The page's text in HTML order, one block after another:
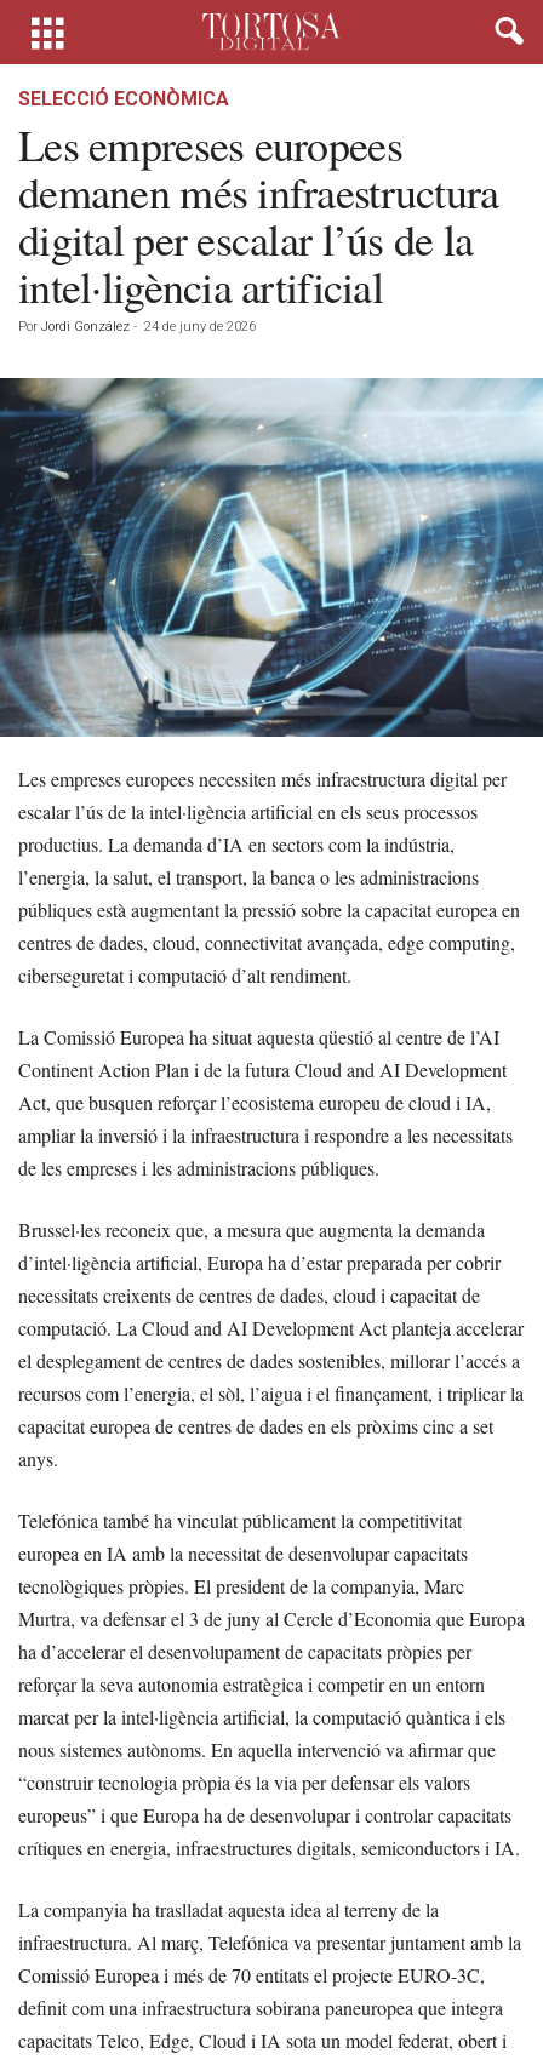
SELECCIÓ ECONÒMICA
Les empreses europees
demanen més infraestructura
digital per escalar l’ús de la
intel·ligència artificial
Por Jordi González - 24 de juny de 2026
Les empreses europees necessiten més infraestructura digital per
escalar l’ús de la intel·ligència artificial en els seus processos
productius. La demanda d’IA en sectors com la indústria,
l’energia, la salut, el transport, la banca o les administracions
públiques està augmentant la pressió sobre la capacitat europea en
centres de dades, cloud, connectivitat avançada, edge computing,
ciberseguretat i computació d’alt rendiment.
La Comissió Europea ha situat aquesta qüestió al centre de l’AI
Continent Action Plan i de la futura Cloud and AI Development
Act, que busquen reforçar l’ecosistema europeu de cloud i IA,
ampliar la inversió i la infraestructura i respondre a les necessitats
de les empreses i les administracions públiques.
Brussel·les reconeix que, a mesura que augmenta la demanda
d’intel·ligència artificial, Europa ha d’estar preparada per cobrir
necessitats creixents de centres de dades, cloud i capacitat de
computació. La Cloud and AI Development Act planteja accelerar
el desplegament de centres de dades sostenibles, millorar l’accés a
recursos com l’energia, el sòl, l’aigua i el finançament, i triplicar la
capacitat europea de centres de dades en els pròxims cinc a set
anys.
Telefónica també ha vinculat públicament la competitivitat
europea en IA amb la necessitat de desenvolupar capacitats
tecnològiques pròpies. El president de la companyia, Marc
Murtra, va defensar el 3 de juny al Cercle d’Economia que Europa
ha d’accelerar el desenvolupament de capacitats pròpies per
reforçar la seva autonomia estratègica i competir en un entorn
marcat per la intel·ligència artificial, la computació quàntica i els
nous sistemes autònoms. En aquella intervenció va afirmar que
“construir tecnologia pròpia és la via per defensar els valors
europeus” i que Europa ha de desenvolupar i controlar capacitats
crítiques en energia, infraestructures digitals, semiconductors i IA.
La companyia ha traslladat aquesta idea al terreny de la
infraestructura. Al març, Telefónica va presentar juntament amb la
Comissió Europea i més de 70 entitats el projecte EURO-3C,
definit com una infraestructura sobirana paneuropea que integra
capacitats Telco, Edge, Cloud i IA sota un model federat, obert i